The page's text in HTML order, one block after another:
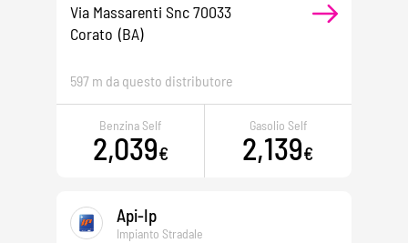
Via Massarenti Snc 70033
Corato (BA)
597 m da questo distributore
Benzina Self
2,039€
Gasolio Self
2,139€
Api-Ip
Impianto Stradale